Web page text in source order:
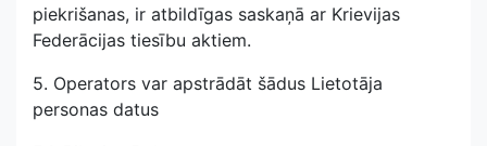
piekrišanas, ir atbildīgas saskaņā ar Krievijas
Federācijas tiesību aktiem.
5. Operators var apstrādāt šādus Lietotāja
personas datus